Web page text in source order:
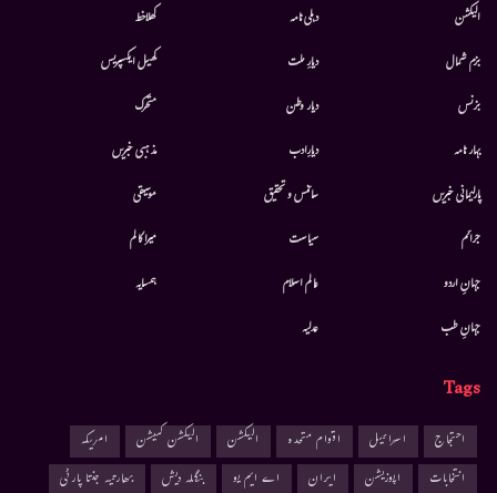
الیکشن
بزم شمال
بزنس
بہار نامہ
پارلیمانی خبریں
جرائم
جہانِ اردو
جہانِ طب
دہلی نامہ
دیارِ ملت
دیار وطن
دیارِادب
سائنس و تحقیق
سیاست
عالم اسلام
عدلیہ
کھلاخط
کھیل ایکسپریس
متحرك
مذہبی خبریں
موسيقى
میرا کالم
ہمسایہ
Tags
احتجاج اسرائیل اقوام متحدہ الیکشن الیکشن کمیشن
امریکہ
انتخابات
اپوزیشن ایران اے ایم یو بنگلہ دیش بھارتیہ جنتا پارٹی